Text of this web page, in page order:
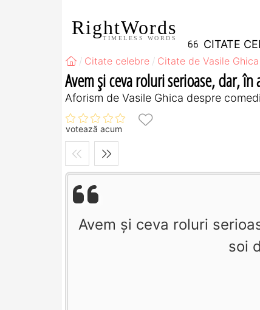
RightWords
TIMELESS WORDS CITATE
Citate celebre Citate de Vasile Ghica
Avem şi ceva roluri serioase, dar,
Aforism de Vasile Ghica despre
votează acum
Avem şi ceva roluri
soi